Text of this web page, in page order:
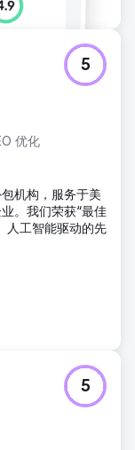
优化
5
机构，服务于美
。我们荣获“最佳
人工智能驱动的先
5